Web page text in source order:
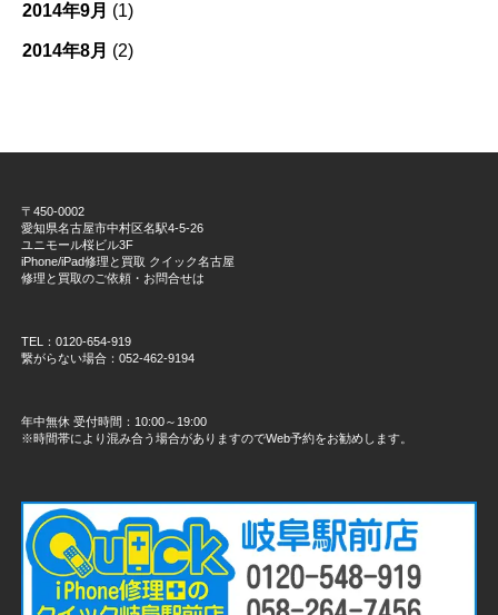
2014年9月 (1)
2014年8月 (2)
〒450-0002
愛知県名古屋市中村区名駅4-5-26
ユニモール桜ビル3F
iPhone/iPad修理と買取 クイック名古屋
修理と買取のご依頼・お問合せは
TEL：0120-654-919
繋がらない場合：052-462-9194
年中無休 受付時間：10:00～19:00
※時間帯により混み合う場合がありますのでWeb予約をお勧めします。